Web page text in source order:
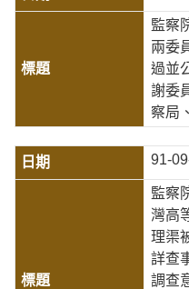
監察
兩委
過並
謝委
察局
91-
監察
灣高
理渠
詳查
調查